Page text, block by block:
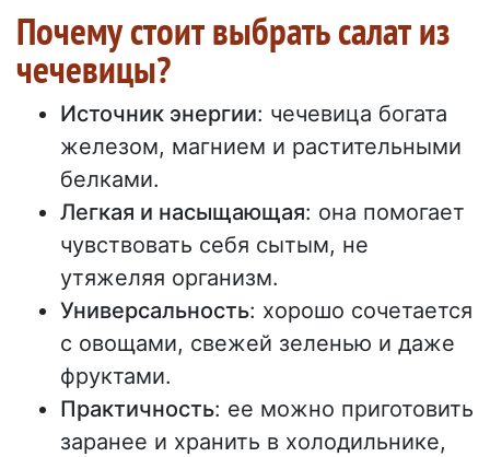
Почему стоит выбрать салат из
чечевицы?
Источник энергии: чечевица богата
железом, магнием и растительными
белками.
Легкая и насыщающая: она помогает
чувствовать себя сытым, не
утяжеляя организм.
Универсальность: хорошо сочетается
с овощами, свежей зеленью и даже
фруктами.
Практичность: ее можно приготовить
заранее и хранить в холодильнике,